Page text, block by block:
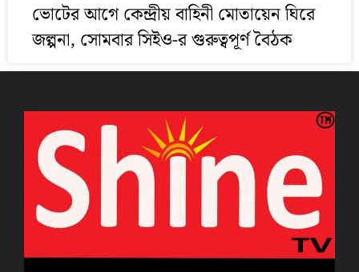
ভোটের আগে কেন্দ্রীয় বাহিনী মোতায়েন ঘিরে
জল্পনা, সোমবার সিইও-র গুরুত্বপূর্ণ বৈঠক